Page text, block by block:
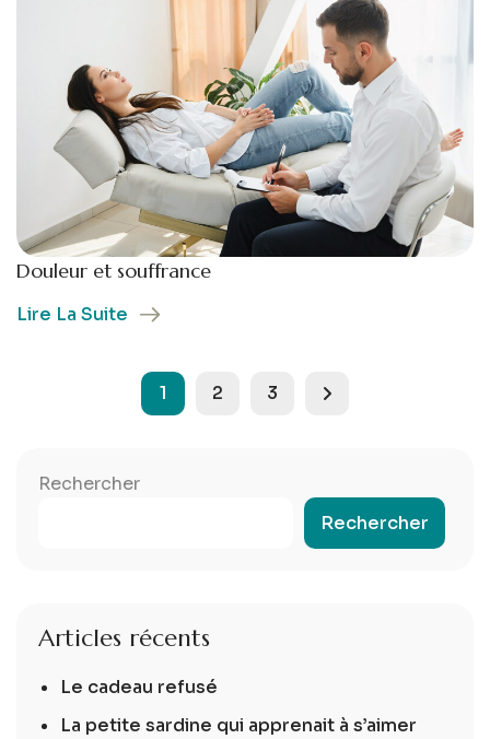
Douleur et souffrance
Lire La Suite
1 2 3
Rechercher
Rechercher
Articles récents
Le cadeau refusé
La petite sardine qui apprenait à s’aimer